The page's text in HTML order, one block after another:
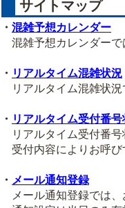
サイトマップ
・ 混雑予想カレンダー
混雑予想カレンダーで
・ リアルタイム混雑状況
リアルタイム混雑状況
・ リアルタイム受付番号
リアルタイム受付番号
受付内容によりお呼び
・ メール通知登録
メール通知登録では、